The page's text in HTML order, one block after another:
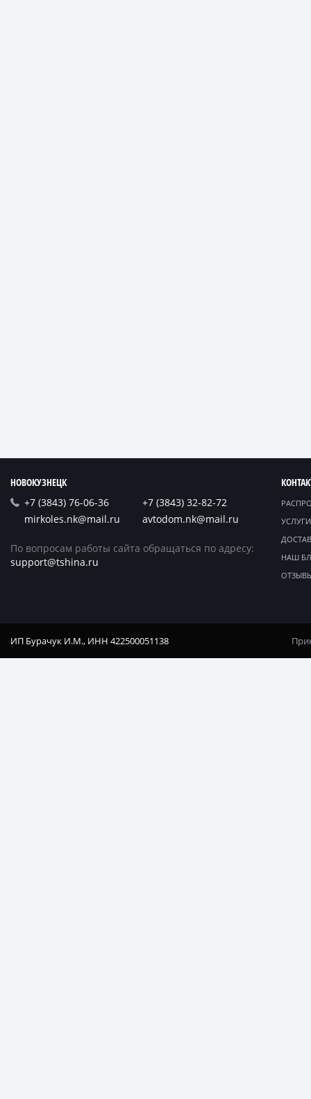
НОВОКУЗНЕЦК
+7 (3843) 76-06-36
+7 (3843) 32-82-72
mirkoles.nk@mail.ru
avtodom.nk@mail.ru
По вопросам работы сайта обращаться по адресу:
support@tshina.ru
НАШ
ИП Бурачук И.М., ИНН 422500051138